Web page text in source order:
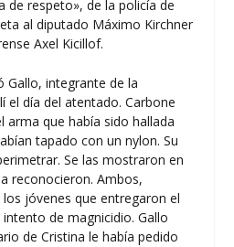
de respeto», de la policía de
al diputado Máximo Kirchner
Axel Kicillof.
Gallo, integrante de la
el día del atentado. Carbone
arma que había sido hallada
tapado con un nylon. Su
Se las mostraron en
reconocieron. Ambos,
jóvenes que entregaron el
de magnicidio. Gallo
de Cristina le había pedido